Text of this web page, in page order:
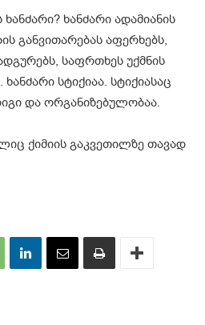
ხანძარი ადამიანის
განვითარებას აფერხებს,
საფრთხეს უქმნის
სტიქიაა. სტიქიასაც
და ორგანიზებულობაა.
ქიმიის გაკვეთილზე თავად